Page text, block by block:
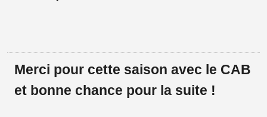
Merci pour cette saison avec le CAB
et bonne chance pour la suite !